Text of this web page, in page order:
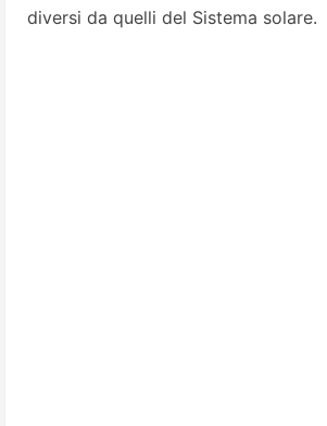
diversi da quelli del Sistema solare.